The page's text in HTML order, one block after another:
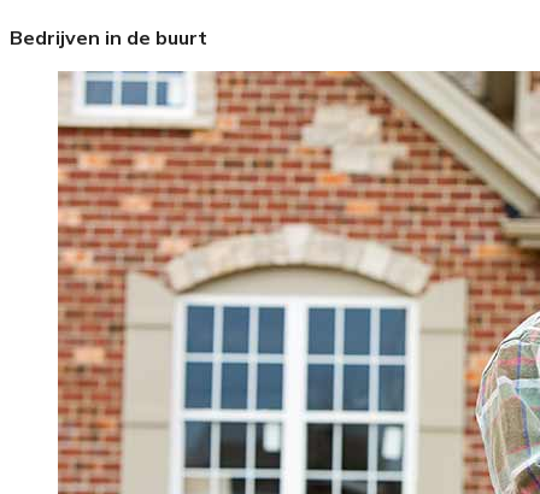
Bedrijven in de buurt